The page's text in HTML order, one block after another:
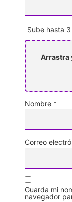
Sube hasta
Arrastra
Nombre *
Correo
Guarda mi
navegador